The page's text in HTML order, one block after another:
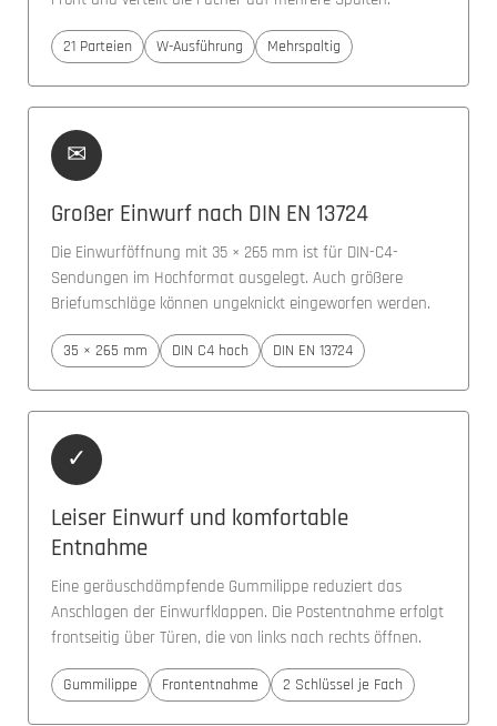
21 Parteien W-Ausführung Mehrspaltig
✉
Großer Einwurf nach DIN EN 13724
Die Einwurföffnung mit 35 × 265 mm ist für DIN-C4-
Sendungen im Hochformat ausgelegt. Auch größere
Briefumschläge können ungeknickt eingeworfen werden.
35 × 265 mm DIN C4 hoch DIN EN 13724
✓
Leiser Einwurf und komfortable
Entnahme
Eine geräuschdämpfende Gummilippe reduziert das
Anschlagen der Einwurfklappen. Die Postentnahme erfolgt
frontseitig über Türen, die von links nach rechts öffnen.
Gummilippe Frontentnahme 2 Schlüssel je Fach